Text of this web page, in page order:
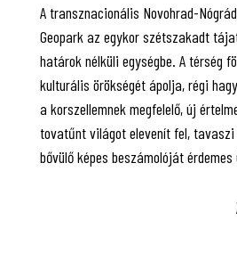
A transznacionális Novohrad-Nógrád
Geopark az egykor szétszakadt
határok nélküli egységbe. A térség
kulturális örökségét ápolja, régi
a korszellemnek megfelelő, új
tovatűnt világot elevenít fel,
bővülő képes beszámolóját